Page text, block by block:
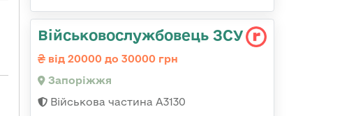
Військовослужбовець ЗСУ
від 20000 до 30000 грн
Запоріжжя
Військова частина А3130